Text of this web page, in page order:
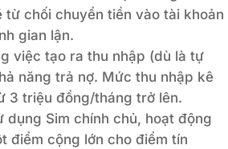
từ chối chuyển tiền vào tài khoản
gian lận.
việc tạo ra thu nhập (dù là tự
năng trả nợ. Mức thu nhập kê
3 triệu đồng/tháng trở lên.
dụng Sim chính chủ, hoạt động
điểm cộng lớn cho điểm tín